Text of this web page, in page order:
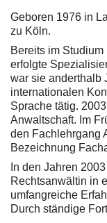
Geboren 1976 in
zu Köln.
Bereits im
erfolgte
war sie anderthalb
internationalen
Sprache tätig.
Anwaltschaft. Im
den Fachlehrgang
Bezeichnung
In den Jahren
Rechtsanwältin in
umfangreiche
Durch ständige